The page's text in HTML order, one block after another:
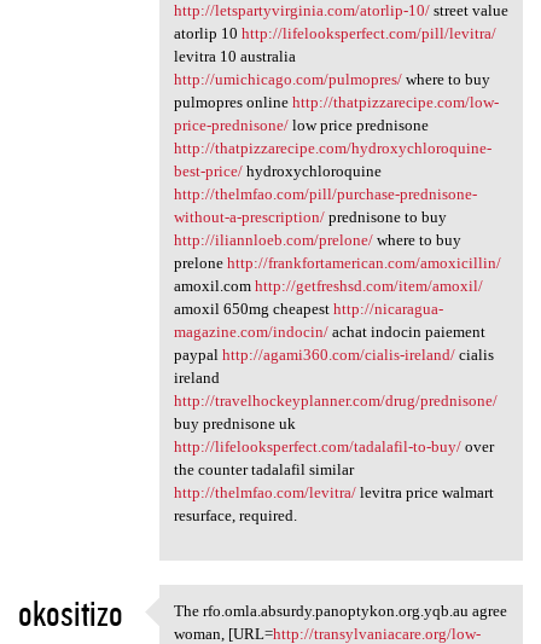
http://letspartyvirginia.com/atorlip-10/street value
atorlip 10 http://lifelooksperfect.com/pill/levitra/
levitra 10 australia
http://umichicago.com/pulmopres/where to buy
pulmopres online http://thatpizzarecipe.com/low-
price-prednisone/low price prednisone
http://thatpizzarecipe.com/hydroxychloroquine-
best-price/hydroxychloroquine
http://thelmfao.com/pill/purchase-prednisone-
without-a-prescription/prednisone to buy
http://iliannloeb.com/prelone/where to buy
prelone http://frankfortamerican.com/amoxicillin/
amoxil.com http://getfreshsd.com/item/amoxil/
amoxil 650mg cheapest http://nicaragua-
magazine.com/indocin/achat indocin paiement
paypal http://agami360.com/cialis-ireland/cialis
ireland
http://travelhockeyplanner.com/drug/prednisone/
buy prednisone uk
http://lifelooksperfect.com/tadalafil-to-buy/over
the counter tadalafil similar
http://thelmfao.com/levitra/levitra price walmart
resurface, required.
okositizo The rfo.omla.absurdy
The rfo.omla.absurdy.panoptykon.org.yqb.au agree
woman, [URL=http://transylvaniacare.org/low-